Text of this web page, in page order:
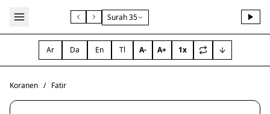
Surah 35
Ar Da En Tl A- A+ 1x
Koranen / Fatir